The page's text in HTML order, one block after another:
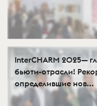
InterCHARM 2025—
бьюти-отрасли!
определившие нов...